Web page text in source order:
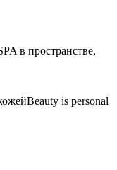
в пространстве,
Beauty is personal